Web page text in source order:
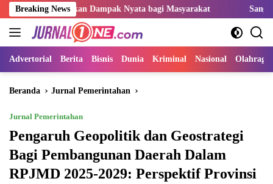
Langsung
ke
konten
Breaking News
Dampak Nyata bagi Masyarakat Sangat Perlu
Advertorial Berita Bisnis Dunia Kriminal Nasional Olahraga
Beranda Jurnal Pemerintahan
Jurnal Pemerintahan
Pengaruh Geopolitik dan Geostrategi
Bagi Pembangunan Daerah Dalam
RPJMD 2025-2029: Perspektif Provinsi